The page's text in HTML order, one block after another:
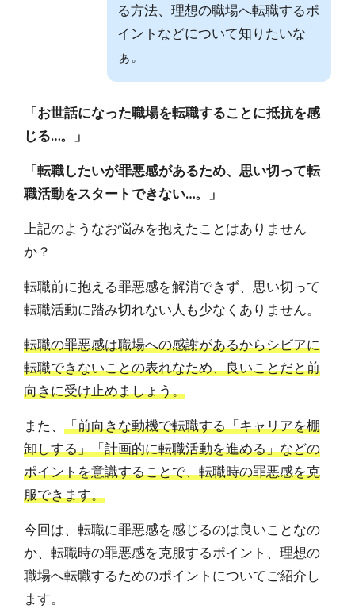
る方法、理想の職場へ転職するポ
イントなどについて知りたいな
ぁ。
「お世話になった職場を転職することに抵抗を感
じる…。」
「転職したいが罪悪感があるため、思い切って転
職活動をスタートできない…。」
上記のようなお悩みを抱えたことはありません
か？
転職前に抱える罪悪感を解消できず、思い切って
転職活動に踏み切れない人も少なくありません。
転職の罪悪感は職場への感謝があるからシビアに
転職できないことの表れなため、良いことだと前
向きに受け止めましょう。
また、 「前向きな動機で転職する「キャリアを棚
卸しする」「計画的に転職活動を進める」などの
ポイントを意識することで、転職時の罪悪感を克
服できます。
今回は、転職に罪悪感を感じるのは良いことなの
か、転職時の罪悪感を克服するポイント、理想の
職場へ転職するためのポイントについてご紹介し
ます。